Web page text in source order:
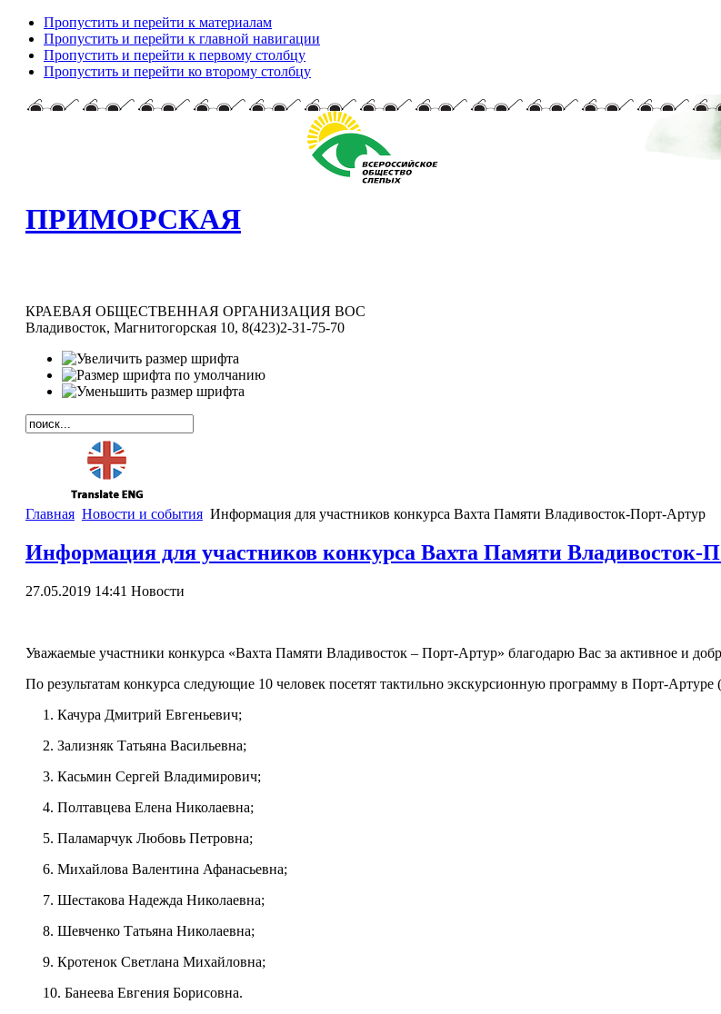
Пропустить и перейти к материалам
Пропустить и перейти к главной навигации
Пропустить и перейти к первому столбцу
Пропустить и перейти ко второму столбцу
ПРИМОРСКАЯ
КРАЕВАЯ ОБЩЕСТВЕННАЯ ОРГАНИЗАЦИЯ ВОС
Владивосток, Магнитогорская 10, 8(423)2-31-75-70
Главная Новости и события Информация для участников конкурса Вахта Памяти Владивосток-Порт-Артур
Информация для участников конкурса Вахта Памяти Владивосток-
27.05.2019 14:41 Новости
Уважаемые участники конкурса «Вахта Памяти Владивосток – Порт-Артур» благодарю Вас за активное и
По результатам конкурса следующие 10 человек посетят тактильно экскурсионную программу в Порт-Артуре
1. Качура Дмитрий Евгеньевич;
2. Зализняк Татьяна Васильевна;
3. Касьмин Сергей Владимирович;
4. Полтавцева Елена Николаевна;
5. Паламарчук Любовь Петровна;
6. Михайлова Валентина Афанасьевна;
7. Шестакова Надежда Николаевна;
8. Шевченко Татьяна Николаевна;
9. Кротенок Светлана Михайловна;
10. Банеева Евгения Борисовна.